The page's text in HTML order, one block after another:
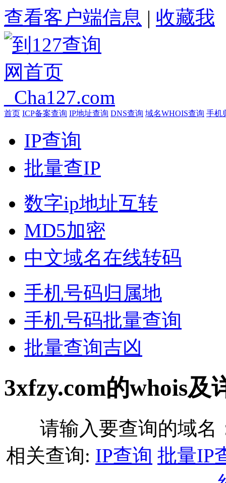
查看客户端信息 | 收藏我
首页 ICP备案查询 IP地址查询 DNS查询 域名WHOIS查询 手机
IP查询
批量查IP
数字ip地址互转
MD5加密
中文域名在线转码
手机号码归属地
手机号码批量查询
批量查询吉凶
3xfzy.com的whois及
请输入要查询的域名
相关查询: IP查询 批量IP